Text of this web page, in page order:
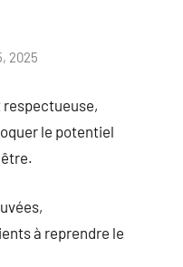
2025
respectueuse,
le potentiel
à reprendre le